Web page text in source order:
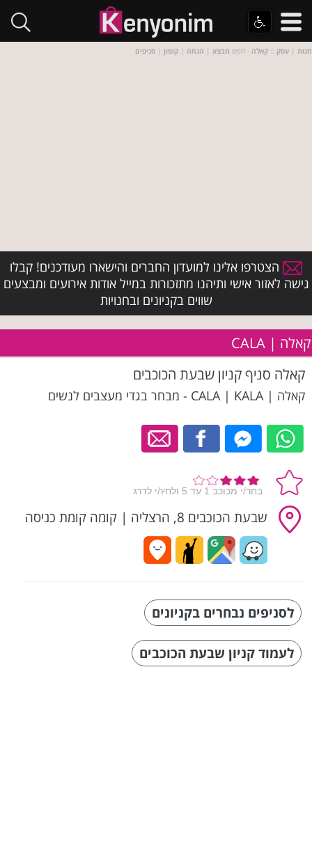
חנות | עסק :: קאלה - חפש מבצע | הנחה | קופון | סניפים
הצטרפו אלינו למועדון החברים והישארו מעודכנים! קבלו
גישה לאזור אישי ותיהנו מתזכורות במייל אודות אירועים ומבצעים
שווים בקניונים ובחנויות
קאלה | CALA
קאלה סניף קניון שבעת הכוכבים
קאלה | CALA | KALA - מבחר בגדי מעצבים לנשים
שבעת הכוכבים 8, הרצליה | קומה קומת כניסה
לסניפים נבחרים בקניונים
לעמוד קניון שבעת הכוכבים